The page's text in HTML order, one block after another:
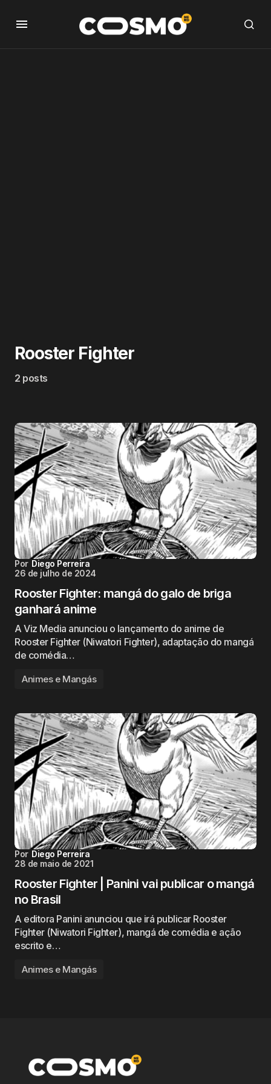
Rooster Fighter
2 posts
Por Diego Perreira
26 de julho de 2024
Rooster Fighter: mangá do galo de briga
ganhará anime
A Viz Media anunciou o lançamento do anime de
Rooster Fighter (Niwatori Fighter), adaptação do mangá
de comédia…
Animes e Mangás
Por Diego Perreira
28 de maio de 2021
Rooster Fighter | Panini vai publicar o mangá
no Brasil
A editora Panini anunciou que irá publicar Rooster
Fighter (Niwatori Fighter), mangá de comédia e ação
escrito e…
Animes e Mangás